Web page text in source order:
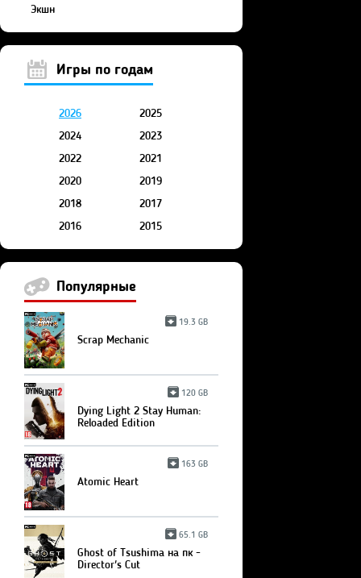
Экшн
Игры по годам
2026
2025
2024
2023
2022
2021
2020
2019
2018
2017
2016
2015
Популярные
19.3 GB
Scrap Mechanic
120 GB
Dying Light 2 Stay Human:
Reloaded Edition
163 GB
Atomic Heart
65.1 GB
Ghost of Tsushima на пк -
Director's Cut